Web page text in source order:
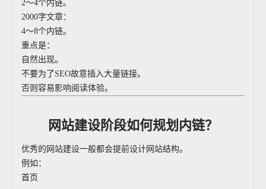
2～4个内链。
2000字文章：
4～8个内链。
重点是：
自然出现。
不要为了SEO故意插入大量链接。
否则容易影响阅读体验。
网站建设阶段如何规划内链？
优秀的网站建设一般都会提前设计网站结构。
例如：
首页